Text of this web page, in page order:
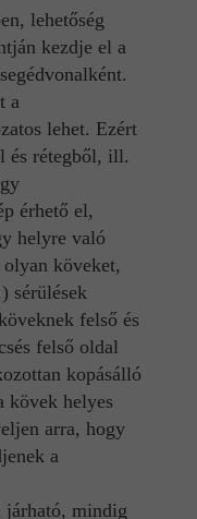
lehetőség
kezdje el a
a
lehet. Ezért
és rétegből, ill.
érhető el,
helyre való
olyan köveket,
sérülések
felső és
felső oldal
kopásálló
kövek helyes
arra, hogy
a
mindig